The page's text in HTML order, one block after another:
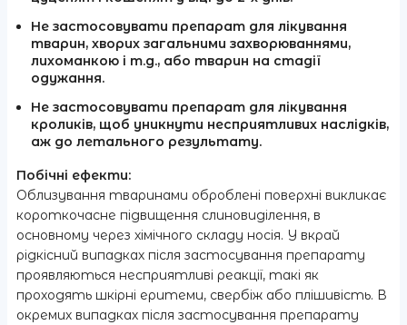
Не застосовувати препарат для лікування
тварин, хворих загальними захворюваннями,
лихоманкою і т.д., або тварин на стадії
одужання.
Не застосовувати препарат для лікування
кроликів, щоб уникнути несприятливих наслідків,
аж до летального результату.
Побічні ефекти:
Облизування тваринами оброблені поверхні викликає
короткочасне підвищення слиновиділення, в
основному через хімічного складу носія. У вкрай
рідкісний випадках після застосування препарату
проявляються несприятливі реакції, такі як
проходять шкірні еритеми, свербіж або плішивість. В
окремих випадках після застосування препарату